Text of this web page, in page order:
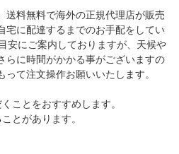
送料無料で海外の正規代理店が販売
宅に配達するまでのお手配をしてい
安にご案内しておりますが、天候や
らに時間がかかる事がございますの
て注文操作お願いいたします。
ことをおすすめします。
とがあります。